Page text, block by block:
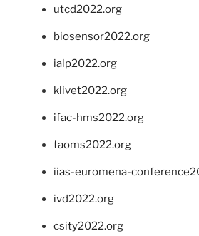
utcd2022.org
biosensor2022.org
ialp2022.org
klivet2022.org
ifac-hms2022.org
taoms2022.org
iias-euromena-
ivd2022.org
csity2022.org